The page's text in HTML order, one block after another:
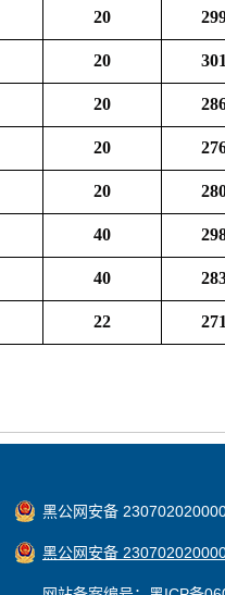
20
20 301
20
20
20
40
40
22 271
黑公网安备
黑公网安备